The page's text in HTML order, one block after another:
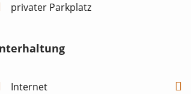
privater Parkplatz
Internet